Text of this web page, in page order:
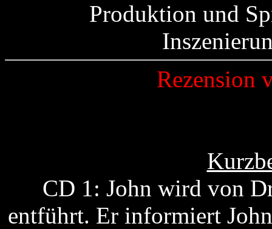
Produktion und
Rezension
CD 1: John wird von
entführt. Er informiert